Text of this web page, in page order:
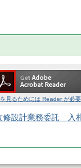
見るためには Reader が必
設計業務委託 入